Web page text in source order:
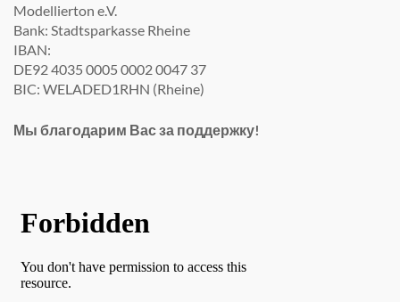
Modellierton e.V.
Bank: Stadtsparkasse Rheine
IBAN:
DE92 4035 0005 0002 0047 37
BIC: WELADED1RHN (Rheine)
Мы благодарим Вас за поддержку!